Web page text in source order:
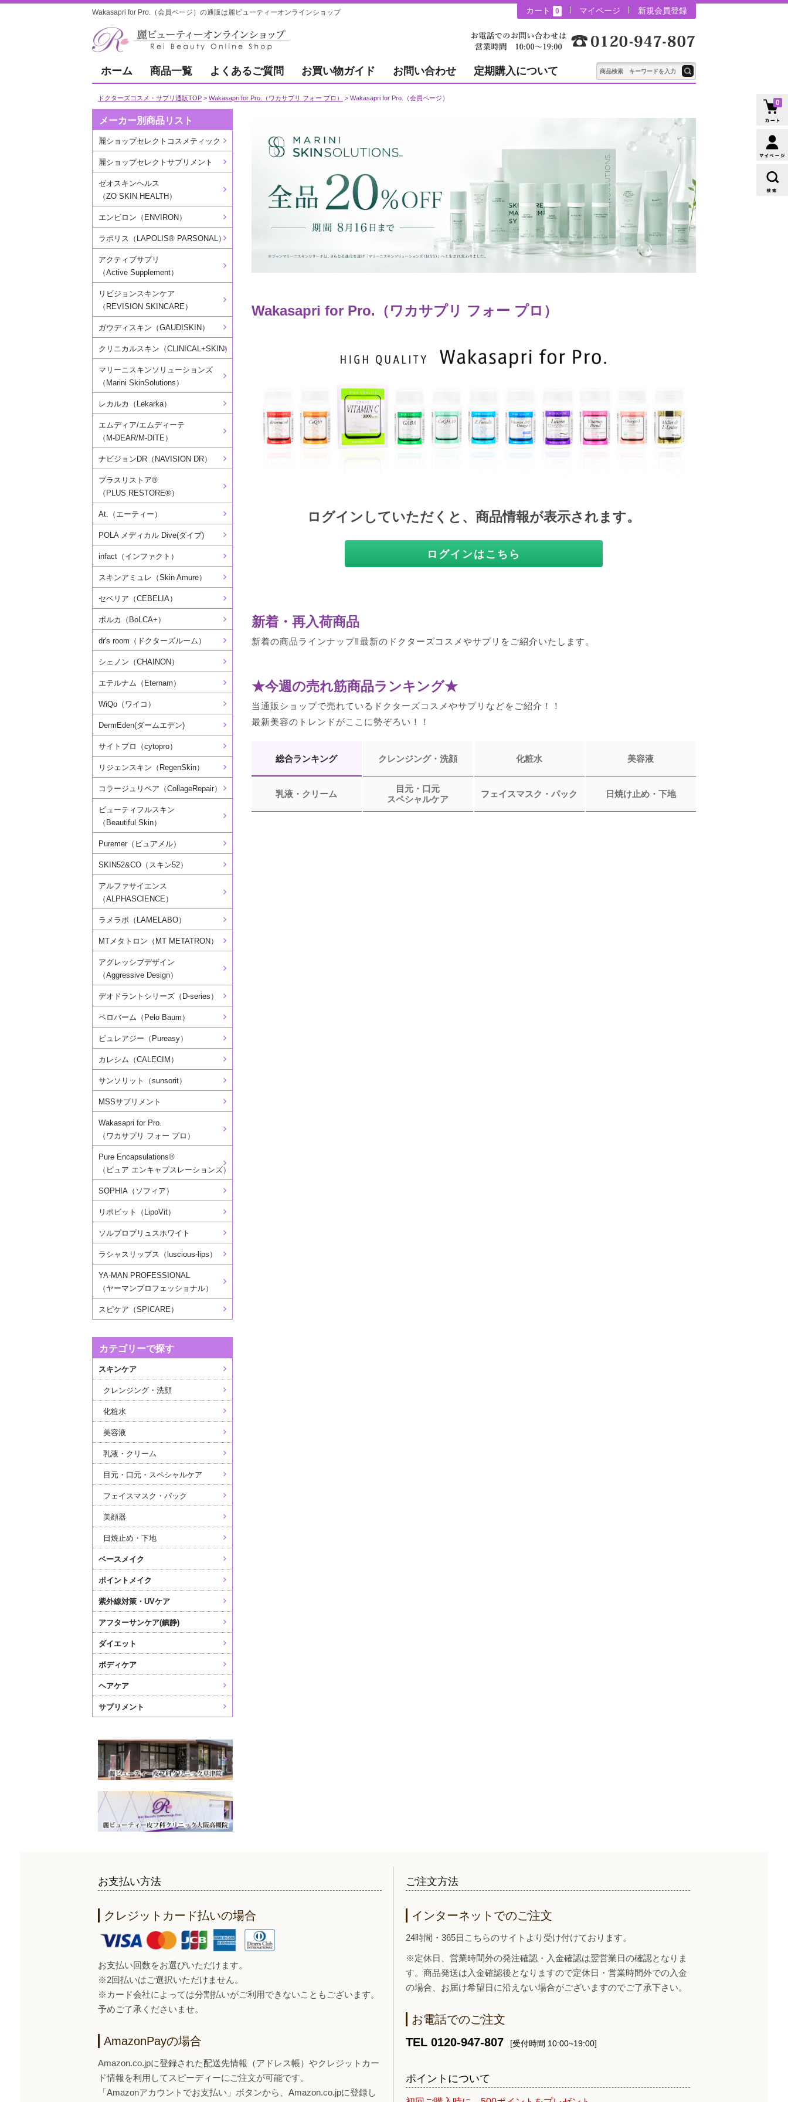
Wakasapri for Pro.（会員ページ）の通販は麗ビューティーオンラインショップ カート 0 マイページ 新規会員登録
ホーム 商品一覧 よくあるご質問 お買い物ガイド お問い合わせ 定期購入について
ドクターズコスメ・サプリ通販TOP Wakasapri for Pro.（ワカサプリ フォー プロ） Wakasapri for Pro.（会員ページ）
Wakasapri for Pro.（ワカサプリ フォー プロ）
ログインしていただくと、商品情報が表示されます。
ログインはこちら
新着・再入荷商品
新着の商品ラインナップ‼最新のドクターズコスメやサプリをご紹介いたします。
★今週の売れ筋商品ランキング★
当通販ショップで売れているドクターズコスメやサプリなどをご紹介！！
最新美容のトレンドがここに勢ぞろい！！
総合ランキング クレンジング・洗顔 化粧水 美容液
乳液・クリーム
目元・口元
スペシャルケア
フェイスマスク・パック 日焼け止め・下地
0
メーカー別商品リスト
麗ショップセレクトコスメティック
麗ショップセレクトサプリメント
ゼオスキンヘルス
（ZO SKIN HEALTH）
エンビロン（ENVIRON）
ラポリス（LAPOLIS® PARSONAL）
アクティブサプリ
（Active Supplement）
リビジョンスキンケア
（REVISION SKINCARE）
ガウディスキン（GAUDISKIN）
クリニカルスキン（CLINICAL+SKIN）
マリーニスキンソリューションズ
（Marini SkinSolutions）
レカルカ（Lekarka）
エムディア/エムディーテ
（M-DEAR/M-DITE）
ナビジョンDR（NAVISION DR）
プラスリストア®
（PLUS RESTORE®）
At.（エーティー）
POLA メディカル Dive(ダイブ)
infact（インファクト）
スキンアミュレ（Skin Amure）
セベリア（CEBELIA）
ボルカ（BoLCA+）
dr's room（ドクターズルーム）
シェノン（CHAINON）
エテルナム（Eternam）
WiQo（ワイコ）
DermEden(ダームエデン)
サイトプロ（cytopro）
リジェンスキン（RegenSkin）
コラージュリペア（CollageRepair）
ビューティフルスキン
（Beautiful Skin）
Puremer（ピュアメル）
SKIN52&CO（スキン52）
アルファサイエンス
（ALPHASCIENCE）
ラメラボ（LAMELABO）
MTメタトロン（MT METATRON）
アグレッシブデザイン
（Aggressive Design）
デオドラントシリーズ（D-series）
ペロバーム（Pelo Baum）
ピュレアジー（Pureasy）
カレシム（CALECIM）
サンソリット（sunsorit）
MSSサプリメント
Wakasapri for Pro.
（ワカサプリ フォー プロ）
Pure Encapsulations®
（ピュア エンキャプスレーションズ）
SOPHIA（ソフィア）
リポビット（LipoVit）
ソルプロプリュスホワイト
ラシャスリップス（luscious-lips）
YA-MAN PROFESSIONAL
（ヤーマンプロフェッショナル）
スピケア（SPICARE）
カテゴリーで探す
スキンケア
クレンジング・洗顔
化粧水
美容液
乳液・クリーム
目元・口元・スペシャルケア
フェイスマスク・パック
美顔器
日焼止め・下地
ベースメイク
ポイントメイク
紫外線対策・UVケア
アフターサンケア(鎮静)
ダイエット
ボディケア
ヘアケア
サプリメント
お支払い方法
クレジットカード払いの場合
お支払い回数をお選びいただけます。
※2回払いはご選択いただけません。
※カード会社によっては分割払いがご利用できないこともございます。
予めご了承くださいませ。
AmazonPayの場合
Amazon.co.jpに登録された配送先情報（アドレス帳）やクレジットカー
ド情報を利用してスピーディーにご注文が可能です。
「Amazonアカウントでお支払い」ボタンから、Amazon.co.jpに登録し
ご注文方法
インターネットでのご注文
24時間・365日こちらのサイトより受け付けております。
※定休日、営業時間外の発注確認・入金確認は翌営業日の確認となりま
す。商品発送は入金確認後となりますので定休日・営業時間外での入金
の場合、お届け希望日に沿えない場合がございますのでご了承下さい。
お電話でのご注文
TEL 0120-947-807
[受付時間 10:00~19:00]
ポイントについて